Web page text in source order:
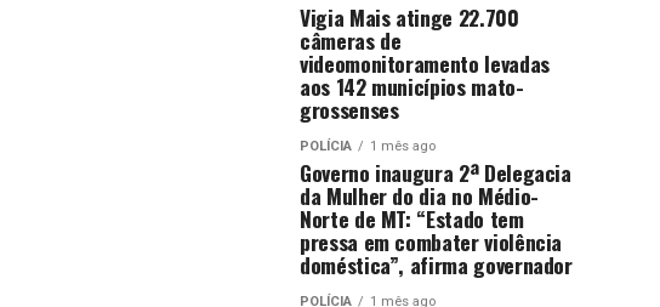
Vigia Mais atinge 22.700
câmeras de
videomonitoramento levadas
aos 142 municípios mato-
grossenses
POLÍCIA 1 mês ago
Governo inaugura 2ª Delegacia
da Mulher do dia no Médio-
Norte de MT: “Estado tem
pressa em combater violência
doméstica”, afirma governador
POLÍCIA 1 mês ago